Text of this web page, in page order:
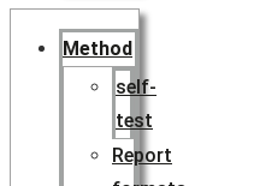
Method
self-
test
Report